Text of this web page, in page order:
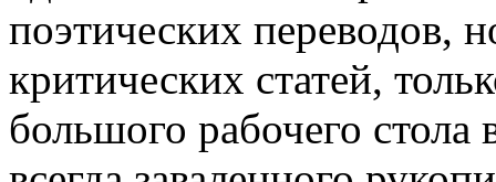
поэтических переводов,
критических статей,
большого рабочего стола